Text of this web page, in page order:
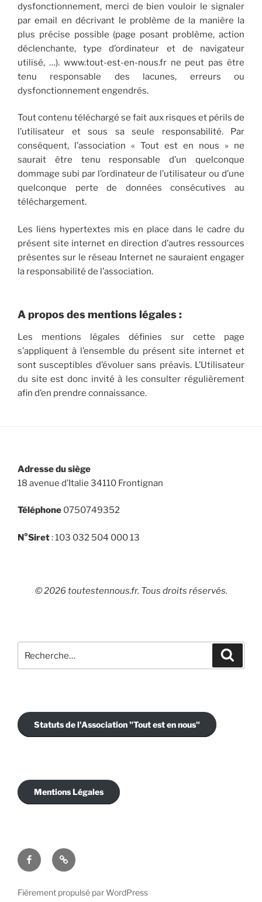
dysfonctionnement, merci de bien vouloir le signaler
par email en décrivant le problème de la manière la
plus précise possible (page posant problème, action
déclenchante, type d’ordinateur et de navigateur
utilisé, …). www.tout-est-en-nous.fr ne peut pas être
tenu responsable des lacunes, erreurs ou
dysfonctionnement engendrés.
Tout contenu téléchargé se fait aux risques et périls de
l’utilisateur et sous sa seule responsabilité. Par
conséquent, l’association « Tout est en nous » ne
saurait être tenu responsable d’un quelconque
dommage subi par l’ordinateur de l’utilisateur ou d’une
quelconque perte de données consécutives au
téléchargement.
Les liens hypertextes mis en place dans le cadre du
présent site internet en direction d’autres ressources
présentes sur le réseau Internet ne sauraient engager
la responsabilité de l’association.
A propos des mentions légales :
Les mentions légales définies sur cette page
s’appliquent à l’ensemble du présent site internet et
sont susceptibles d’évoluer sans préavis. L’Utilisateur
du site est donc invité à les consulter régulièrement
afin d’en prendre connaissance.
Adresse du siège
18 avenue d’Italie 34110 Frontignan
Téléphone 0750749352
N°Siret: 103 032 504 000 13
© 2026 toutestennous.fr. Tous droits réservés.
pour
Statuts de l'Association "Tout est en nous"
Mentions Légales
Facebook
E-
mail
Fièrement propulsé par WordPress